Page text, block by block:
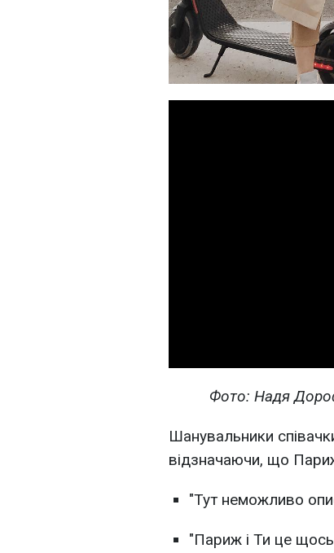
Фото: Надя
Шанувальники
відзначаючи, що
"Тут неможливо
"Париж і Ти це